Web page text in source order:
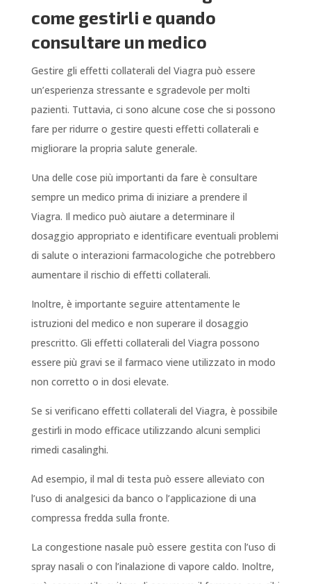
come gestirli e quando
consultare un medico
Gestire gli effetti collaterali del Viagra può essere
un’esperienza stressante e sgradevole per molti
pazienti. Tuttavia, ci sono alcune cose che si possono
fare per ridurre o gestire questi effetti collaterali e
migliorare la propria salute generale.
Una delle cose più importanti da fare è consultare
sempre un medico prima di iniziare a prendere il
Viagra. Il medico può aiutare a determinare il
dosaggio appropriato e identificare eventuali problemi
di salute o interazioni farmacologiche che potrebbero
aumentare il rischio di effetti collaterali.
Inoltre, è importante seguire attentamente le
istruzioni del medico e non superare il dosaggio
prescritto. Gli effetti collaterali del Viagra possono
essere più gravi se il farmaco viene utilizzato in modo
non corretto o in dosi elevate.
Se si verificano effetti collaterali del Viagra, è possibile
gestirli in modo efficace utilizzando alcuni semplici
rimedi casalinghi.
Ad esempio, il mal di testa può essere alleviato con
l’uso di analgesici da banco o l’applicazione di una
compressa fredda sulla fronte.
La congestione nasale può essere gestita con l’uso di
spray nasali o con l’inalazione di vapore caldo. Inoltre,